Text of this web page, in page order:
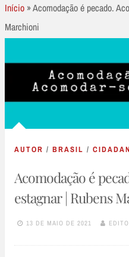
Início »Acomodação é pecado.
Marchioni
AUTOR / BRASIL /
Acomodação é
estagnar | Rubens
13 DE MAIO DE 2021